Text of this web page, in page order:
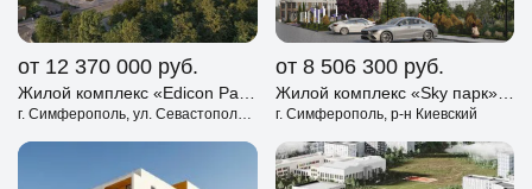
от 12 370 000 руб. от 8 506 300 руб.
Жилой комплекс «Sky парк» Симферополь
г. Симферополь, р-н Киевский